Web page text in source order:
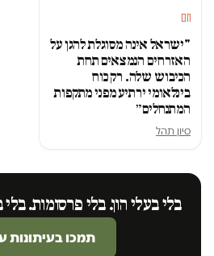
חם
"ישראל אינה מסוגלת להגן על
האזרחים הנמצאים תחת
הכיבוש שלה. רק כוח
בינלאומי ירתיע מפני מתקפות
המתנחלים״
סיון תהל
בלי בעלי הון. בלי פרסומות.
תמכו בעיתונות